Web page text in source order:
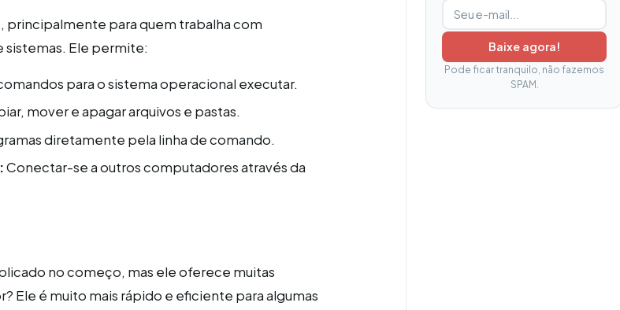
principalmente para quem trabalha com
sistemas. Ele permite:
para o sistema operacional executar.
mover e apagar arquivos e pastas.
diretamente pela linha de comando.
Conectar-se a outros computadores através da
no começo, mas ele oferece muitas
Ele é muito mais rápido e eficiente para algumas
Baixe agora!
Pode ficar tranquilo, não fazemos
SPAM.